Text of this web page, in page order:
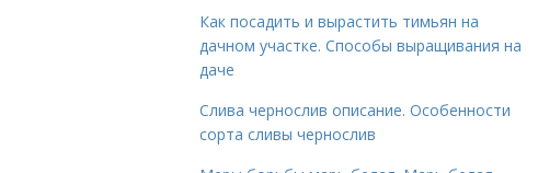
Как посадить и вырастить тимьян на
дачном участке. Способы выращивания на
даче
Слива чернослив описание. Особенности
сорта сливы чернослив